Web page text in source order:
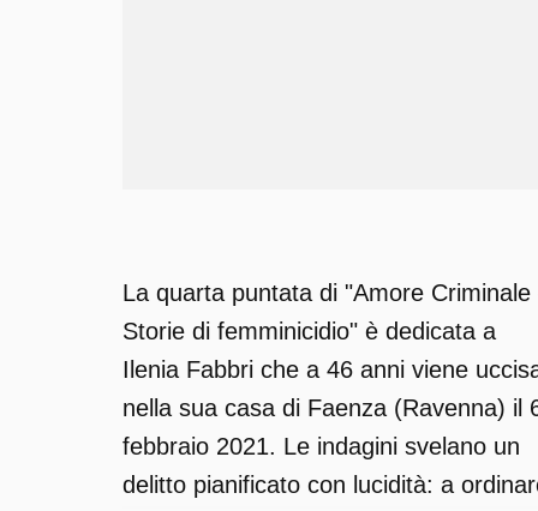
La quarta puntata di "Amore Criminale
Storie di femminicidio" è dedicata a
Ilenia Fabbri che a 46 anni viene
nella sua casa di Faenza (Ravenna) il
febbraio 2021. Le indagini svelano un
delitto pianificato con lucidità: a